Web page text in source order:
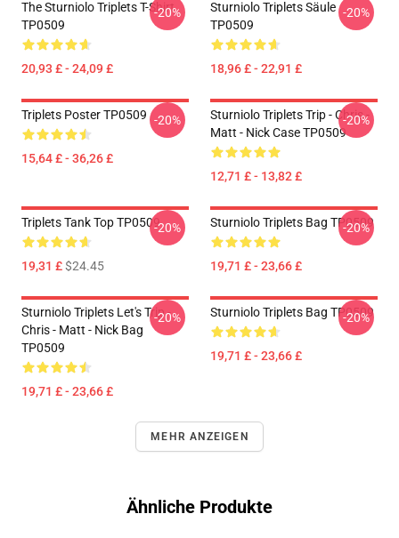
The Sturniolo Triplets T-Shirt
TP0509
20,93 £ - 24,09 £
-20%
Sturniolo Triplets Säule
TP0509
18,96 £ - 22,91 £
-20%
Triplets Poster TP0509
15,64 £ - 36,26 £
-20%
Sturniolo Triplets Trip - Chris -
Matt - Nick Case TP0509
12,71 £ - 13,82 £
-20%
Triplets Tank Top TP0509
19,31 £$24.45
-20% Sturniolo Triplets Bag TP0509
19,71 £ - 23,66 £
-20%
Sturniolo Triplets Let's Trip -
Chris - Matt - Nick Bag
TP0509
19,71 £ - 23,66 £
-20% Sturniolo Triplets Bag TP0509
19,71 £ - 23,66 £
-20%
MEHR ANZEIGEN
Ähnliche Produkte